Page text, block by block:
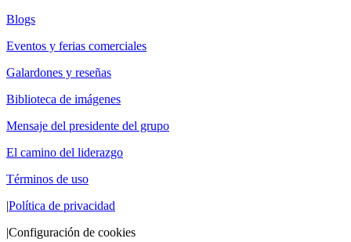
Blogs
Eventos y ferias comerciales
Galardones y reseñas
Biblioteca de imágenes
Mensaje del presidente del grupo
El camino del liderazgo
Términos de uso
|Política de privacidad
|Configuración de cookies